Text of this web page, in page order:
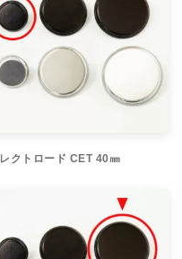
クトロード CET 40㎜